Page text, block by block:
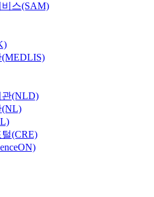
스(SAM)
관(NLD)
(NL)
(CRE)